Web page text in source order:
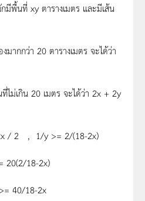
ที่ xy ตารางเมตร และมีเส้น
กว่า 20 ตารางเมตร จะได้ว่า
กิน 20 เมตร จะได้ว่า 2x + 2y
, 1/y >= 2/(18-2x)
18-2x)
2x